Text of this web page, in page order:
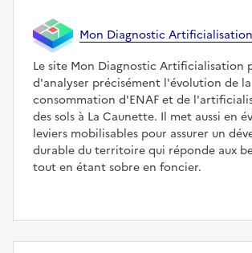
Mon Diagnostic Artificialisation
Le site Mon Diagnostic Artificialisation
d'analyser précisément l'évolution de la
consommation d'ENAF et de
des sols à La Caunette. Il met aussi en
leviers mobilisables pour assurer un
durable du territoire qui réponde aux
tout en étant sobre en foncier.